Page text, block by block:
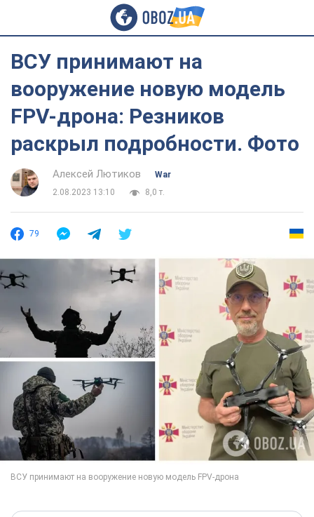
ВСУ принимают на
вооружение новую модель
FPV-дрона: Резников
раскрыл подробности. Фото
Алексей Лютиков
War
2.08.2023 13:10
8,0 т.
79